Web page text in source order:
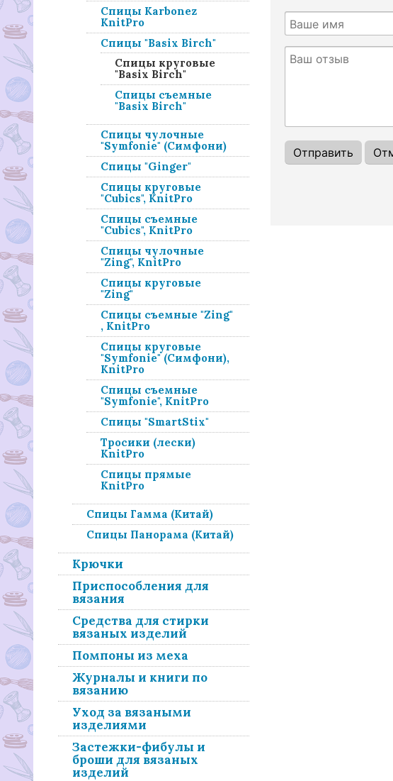
Спицы Karbonez
KnitPro
Спицы "Basix Birch"
Спицы круговые
"Basix Birch"
Спицы съемные
"Basix Birch"
Спицы чулочные
"Symfonie" (Симфони)
Спицы "Ginger"
Спицы круговые
"Cubics", KnitPro
Спицы съемные
"Cubics", KnitPro
Спицы чулочные
"Zing", KnitPro
Спицы круговые
"Zing"
Спицы съемные "Zing"
, KnitPro
Спицы круговые
"Symfonie" (Симфони),
KnitPro
Спицы съемные
"Symfonie", KnitPro
Спицы "SmartStix"
Тросики (лески)
KnitPro
Спицы прямые
KnitPro
Спицы Гамма (Китай)
Спицы Панорама (Китай)
Крючки
Приспособления для
вязания
Средства для стирки
вязаных изделий
Помпоны из меха
Журналы и книги по
вязанию
Уход за вязаными
изделиями
Застежки-фибулы и
броши для вязаных
изделий